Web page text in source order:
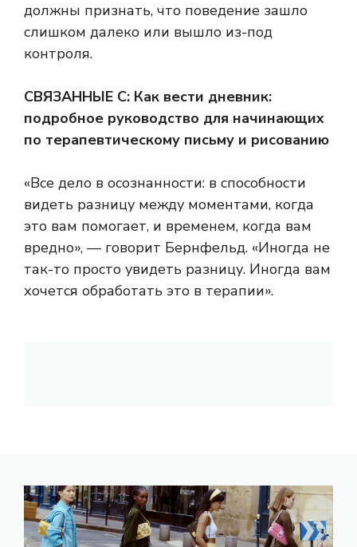
должны признать, что поведение зашло
слишком далеко или вышло из-под
контроля.
СВЯЗАННЫЕ С: Как вести дневник:
подробное руководство для начинающих
по терапевтическому письму и рисованию
«Все дело в осознанности: в способности
видеть разницу между моментами, когда
это вам помогает, и временем, когда вам
вредно», — говорит Бернфельд. «Иногда не
так-то просто увидеть разницу. Иногда вам
хочется обработать это в терапии».